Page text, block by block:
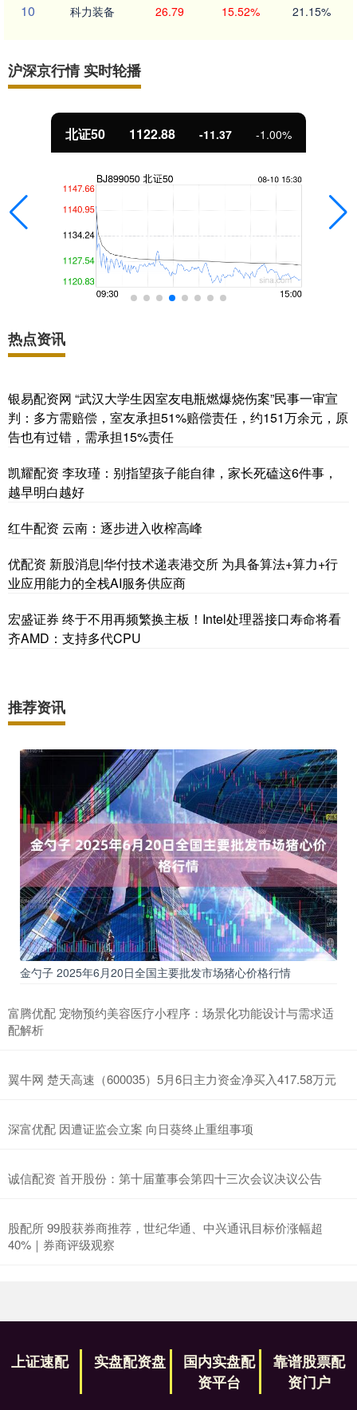
10 科力装备 26.79 15.52% 21.15%
沪深京行情 实时轮播
北证50 1122.88 -11.37 -1.00%
热点资讯
银易配资网 “武汉大学生因室友电瓶燃爆烧伤案”民事一审宣
判：多方需赔偿，室友承担51%赔偿责任，约151万余元，原
告也有过错，需承担15%责任
凯耀配资 李玫瑾：别指望孩子能自律，家长死磕这6件事，
越早明白越好
红牛配资 云南：逐步进入收榨高峰
优配资 新股消息|华付技术递表港交所 为具备算法+算力+行
业应用能力的全栈AI服务供应商
宏盛证券 终于不用再频繁换主板！Intel处理器接口寿命将看
齐AMD：支持多代CPU
推荐资讯
金勺子 2025年6月20日全国主要批发市场猪心价格行情
富腾优配 宠物预约美容医疗小程序：场景化功能设计与需求适
配解析
翼牛网 楚天高速（600035）5月6日主力资金净买入417.58万元
深富优配 因遭证监会立案 向日葵终止重组事项
诚信配资 首开股份：第十届董事会第四十三次会议决议公告
股配所 99股获券商推荐，世纪华通、中兴通讯目标价涨幅超
40%｜券商评级观察
上证速配 实盘配资盘
国内实盘配
资平台
靠谱股票配
资门户